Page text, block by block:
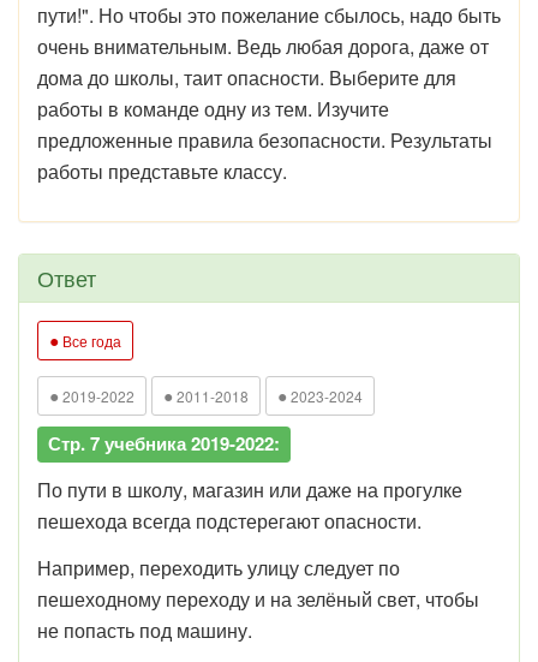
пути!". Но чтобы это пожелание сбылось, надо быть
очень внимательным. Ведь любая дорога, даже от
дома до школы, таит опасности. Выберите для
работы в команде одну из тем. Изучите
предложенные правила безопасности. Результаты
работы представьте классу.
Ответ
● Все года
● 2019-2022 ● 2011-2018 ● 2023-2024
Стр. 7 учебника 2019-2022:
По пути в школу, магазин или даже на прогулке
пешехода всегда подстерегают опасности.
Например, переходить улицу следует по
пешеходному переходу и на зелёный свет, чтобы
не попасть под машину.